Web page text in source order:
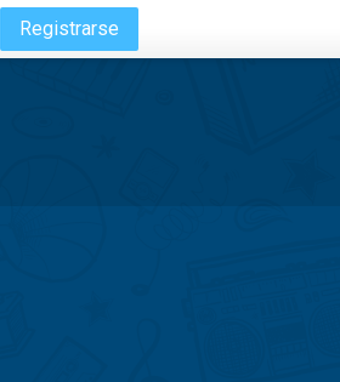
Registrarse